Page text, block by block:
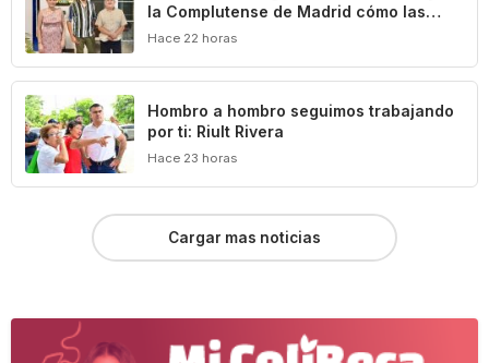
la Complutense de Madrid cómo las
leyes definen y limitan el patrimonio
Hace 22 horas
Hombro a hombro seguimos trabajando
por ti: Riult Rivera
Hace 23 horas
Cargar mas noticias